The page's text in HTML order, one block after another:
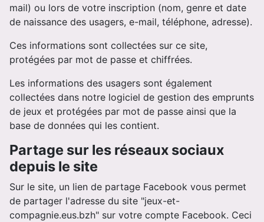
mail) ou lors de votre inscription (nom, genre et date
de naissance des usagers, e-mail, téléphone, adresse).
Ces informations sont collectées sur ce site,
protégées par mot de passe et chiffrées.
Les informations des usagers sont également
collectées dans notre logiciel de gestion des emprunts
de jeux et protégées par mot de passe ainsi que la
base de données qui les contient.
Partage sur les réseaux sociaux
depuis le site
Sur le site, un lien de partage Facebook vous permet
de partager l'adresse du site "jeux-et-
compagnie.eus.bzh" sur votre compte Facebook. Ceci